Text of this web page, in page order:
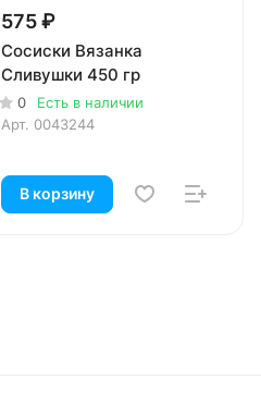
575 ₽
Сосиски Вязанка
Сливушки 450 гр
0
Есть в наличии
Арт. 0043244
В корзину